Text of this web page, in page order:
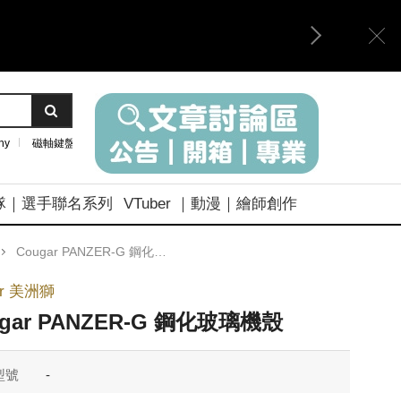
磁軸鍵盤
｜選手聯名系列 VTuber ｜動漫｜繪師創作
Cougar PANZER-G 鋼化玻璃機殼
美洲獅
PANZER-G 鋼化玻璃機殼
號
-